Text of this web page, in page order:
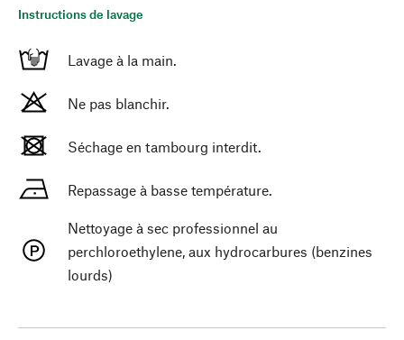
Instructions de lavage
Lavage à la main.
Ne pas blanchir.
Séchage en tambourg interdit.
Repassage à basse température.
Nettoyage à sec professionnel au
perchloroethylene, aux hydrocarbures (benzines
lourds)